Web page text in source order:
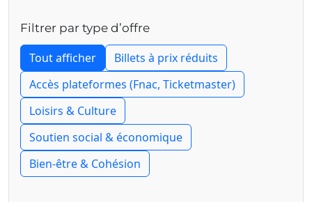
Filtrer par type d’offre
Tout afficher
Billets à prix réduits
Accès plateformes (Fnac, Ticketmaster)
Loisirs & Culture
Soutien social & économique
Bien-être & Cohésion